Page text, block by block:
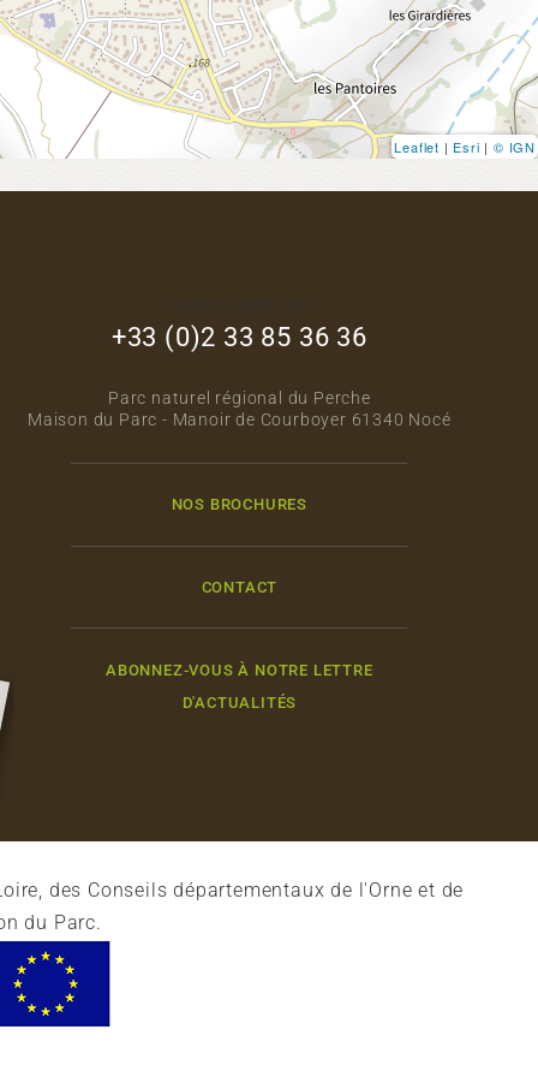
Leaflet | Esri | © IGN
+33 (0)2 33 85 36 36
Parc naturel régional du Perche
Maison du Parc - Manoir de Courboyer 61340 Nocé
NOS BROCHURES
CONTACT
ABONNEZ-VOUS À NOTRE LETTRE
D'ACTUALITÉS
des Conseils départementaux de l'Orne et de
du Parc.